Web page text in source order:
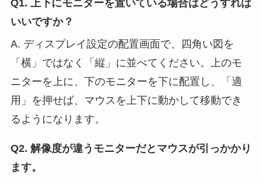
Q1. 上下にモニターを置いている場合はどうすれば
いいですか？
A. ディスプレイ設定の配置画面で、四角い図を
「横」ではなく「縦」に並べてください。上のモ
ニターを上に、下のモニターを下に配置し、「適
用」を押せば、マウスを上下に動かして移動でき
るようになります。
Q2. 解像度が違うモニターだとマウスが引っかかり
ます。